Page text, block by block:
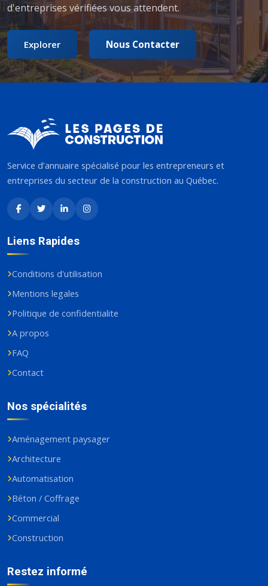
d'entreprises vérifiées vous attendent.
Explorer Nous Contacter
Service d’annuaire spécialisé pour les entrepreneurs et
entreprises du secteur de la construction au Québec.
Liens Rapides
Conditions d'utilisation
Mentions legales
Politique de confidentialite
A propos
FAQ
Contact
Nos spécialités
Aménagement paysager
Architecture
Automatisation
Béton / Coffrage
Commercial
Construction
Restez informé